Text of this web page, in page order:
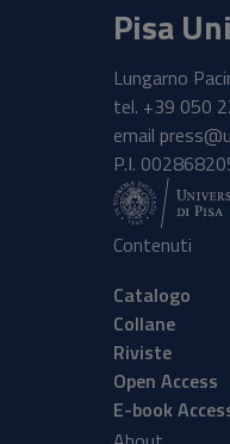
Pisa
Lungarno
tel. +39 050
email
P.I.
Contenuti
Catalogo
Collane
Riviste
Open Access
E-book